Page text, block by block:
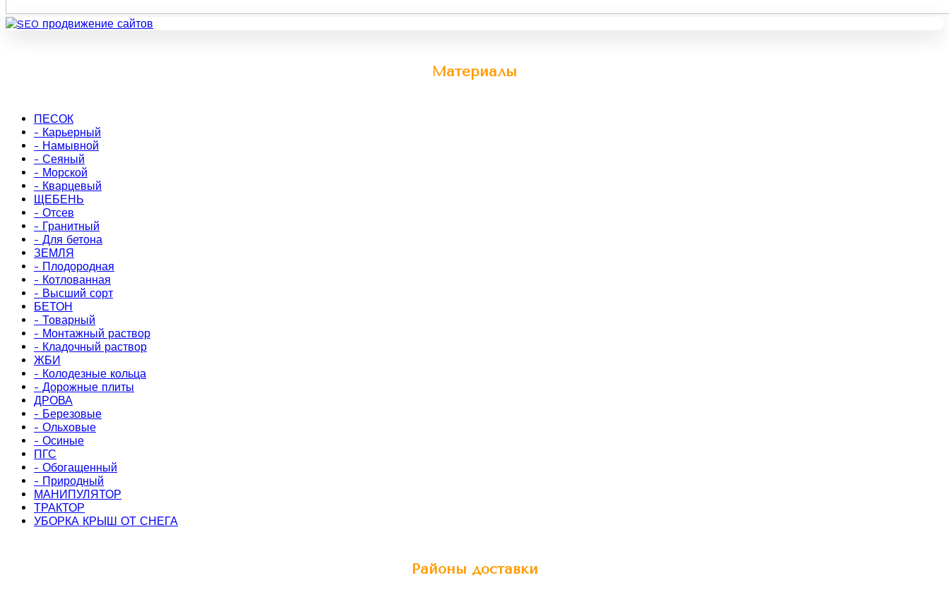
Материалы
ПЕСОК
- Карьерный
- Намывной
- Сеяный
- Морской
- Кварцевый
ЩЕБЕНЬ
- Отсев
- Гранитный
- Для бетона
ЗЕМЛЯ
- Плодородная
- Котлованная
- Высший сорт
БЕТОН
- Товарный
- Монтажный раствор
- Кладочный раствор
ЖБИ
- Колодезные кольца
- Дорожные плиты
ДРОВА
- Березовые
- Ольховые
- Осиные
ПГС
- Обогащенный
- Природный
МАНИПУЛЯТОР
ТРАКТОР
УБОРКА КРЫШ ОТ СНЕГА
Районы доставки